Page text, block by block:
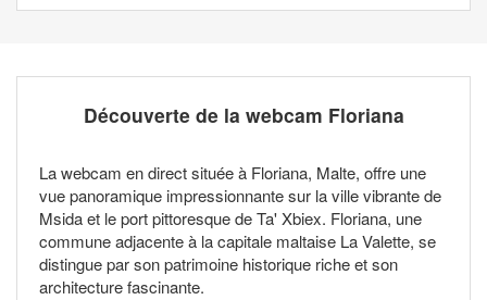
Découverte de la webcam Floriana
La webcam en direct située à Floriana, Malte, offre une
vue panoramique impressionnante sur la ville vibrante de
Msida et le port pittoresque de Ta' Xbiex. Floriana, une
commune adjacente à la capitale maltaise La Valette, se
distingue par son patrimoine historique riche et son
architecture fascinante.